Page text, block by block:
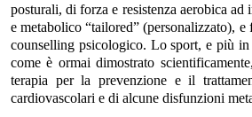
posturali, di forza e resistenza aerobica ad
e metabolico “tailored” (personalizzato), e
counselling psicologico. Lo sport, e più in
come è ormai dimostrato
terapia per la prevenzione e il
cardiovascolari e di alcune disfunzioni